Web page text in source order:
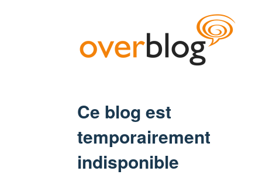
Ce blog est
temporairement
indisponible